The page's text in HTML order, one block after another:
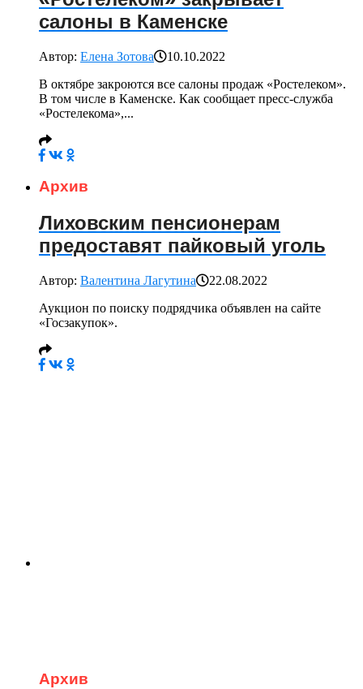
салоны в Каменске
Автор: Елена Зотова
10.10.2022
В октябре закроются все салоны продаж «Ростелеком».
В том числе в Каменске. Как сообщает пресс-служба
«Ростелекома»,...
Архив
Лиховским пенсионерам
предоставят пайковый уголь
Автор: Валентина Лагутина
22.08.2022
Аукцион по поиску подрядчика объявлен на сайте
«Госзакупок».
Архив